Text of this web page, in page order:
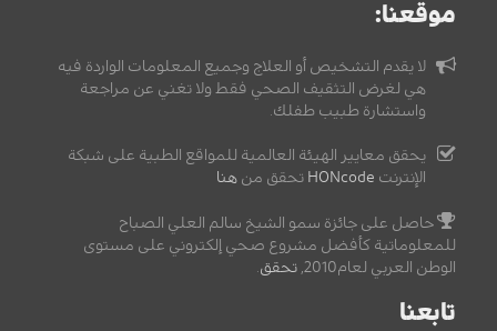
موقعنا:
لا يقدم التشخيص أو العلاج وجميع المعلومات الواردة فيه
هي لغرض التثقيف الصحي فقط ولا تغني عن مراجعة
واستشارة طبيب طفلك.
يحقق معايير الهيئة العالمية للمواقع الطبية على شبكة
الإنترنت HONcode تحقق من هنا
حاصل على جائزة سمو الشيخ سالم العلي الصباح
للمعلوماتية كأفضل مشروع صحي إلكتروني على مستوى
الوطن العربي لعام2010,
تحقق.
تابعنا